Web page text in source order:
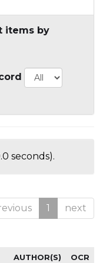
items by
seconds).
1 next
AUTHOR(S) OCR